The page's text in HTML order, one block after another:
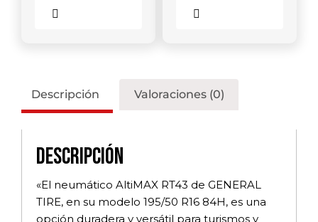
Descripción Valoraciones (0)
Descripción
«El neumático AltiMAX RT43 de GENERAL
TIRE, en su modelo 195/50 R16 84H, es una
opción duradera y versátil para turismos y